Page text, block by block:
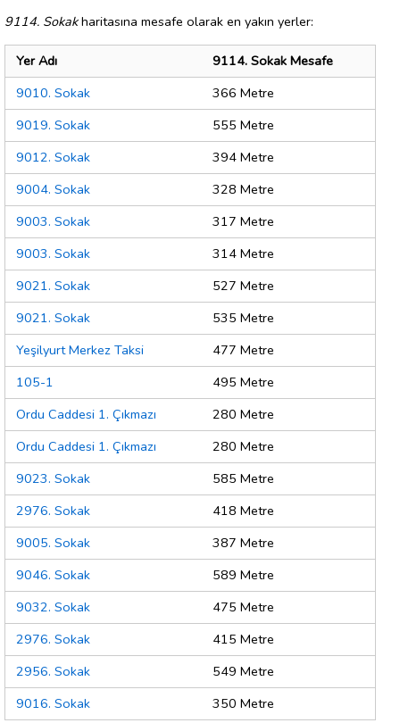
9114. Sokakharitasına mesafe olarak en yakın yerler:
Yer Adı
9114. Sokak Mesafe
9010. Sokak
366 Metre
9019. Sokak
555 Metre
9012. Sokak
394 Metre
9004. Sokak
328 Metre
9003. Sokak
317 Metre
9003. Sokak
314 Metre
9021. Sokak
527 Metre
9021. Sokak
535 Metre
Yeşilyurt Merkez Taksi
477 Metre
105-1
495 Metre
Ordu Caddesi 1. Çıkmazı
280 Metre
Ordu Caddesi 1. Çıkmazı
280 Metre
9023. Sokak
585 Metre
2976. Sokak
418 Metre
9005. Sokak
387 Metre
9046. Sokak
589 Metre
9032. Sokak
475 Metre
2976. Sokak
415 Metre
2956. Sokak
549 Metre
9016. Sokak
350 Metre